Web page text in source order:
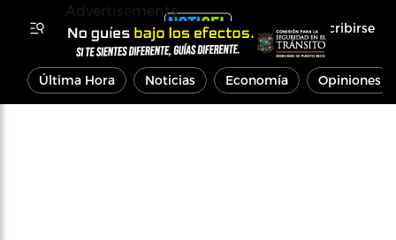
Inscribirse
Última Hora Noticias Economía Opiniones
Advertisements